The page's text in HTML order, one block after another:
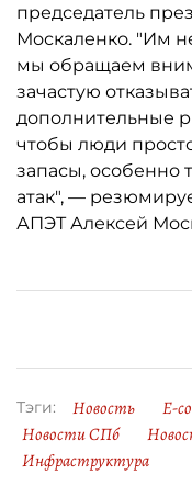
председатель
Москаленко. "Им
мы обращаем
зачастую
дополнительные
чтобы люди
запасы, особенно
атак", —
АПЭТ Алексей
Тэги: Новость E-
Новости СПб
Инфраструктура